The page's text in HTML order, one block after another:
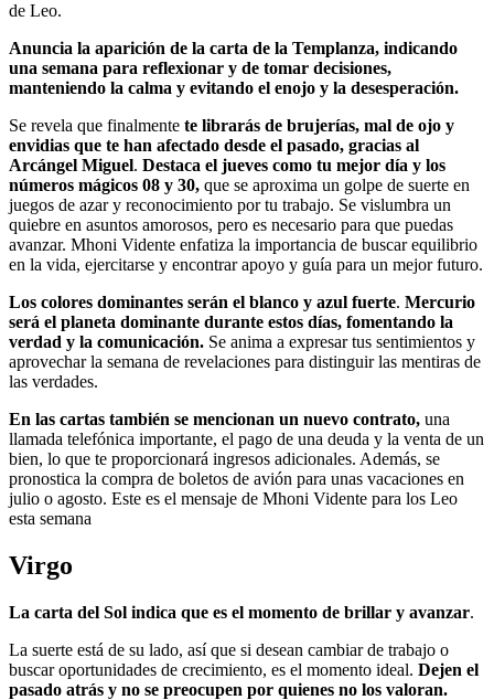
de Leo.
Anuncia la aparición de la carta de la Templanza, indicando
una semana para reflexionar y de tomar decisiones,
manteniendo la calma y evitando el enojo y la desesperación.
Se revela que finalmente te librarás de brujerías, mal de ojo y
envidias que te han afectado desde el pasado, gracias al
Arcángel Miguel. Destaca el jueves como tu mejor día y los
números mágicos 08 y 30, que se aproxima un golpe de suerte en
juegos de azar y reconocimiento por tu trabajo. Se vislumbra un
quiebre en asuntos amorosos, pero es necesario para que puedas
avanzar. Mhoni Vidente enfatiza la importancia de buscar equilibrio
en la vida, ejercitarse y encontrar apoyo y guía para un mejor futuro.
Los colores dominantes serán el blanco y azul fuerte. Mercurio
será el planeta dominante durante estos días, fomentando la
verdad y la comunicación. Se anima a expresar tus sentimientos y
aprovechar la semana de revelaciones para distinguir las mentiras de
las verdades.
En las cartas también se mencionan un nuevo contrato, una
llamada telefónica importante, el pago de una deuda y la venta de un
bien, lo que te proporcionará ingresos adicionales. Además, se
pronostica la compra de boletos de avión para unas vacaciones en
julio o agosto. Este es el mensaje de Mhoni Vidente para los Leo
esta semana
Virgo
La carta del Sol indica que es el momento de brillar y avanzar.
La suerte está de su lado, así que si desean cambiar de trabajo o
buscar oportunidades de crecimiento, es el momento ideal. Dejen el
pasado atrás y no se preocupen por quienes no los valoran.